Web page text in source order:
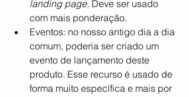
landing page. Deve ser usado
com mais ponderação.
Eventos: no nosso antigo dia a dia
comum, poderia ser criado um
evento de lançamento deste
produto. Esse recurso é usado de
forma muito específica e mais por